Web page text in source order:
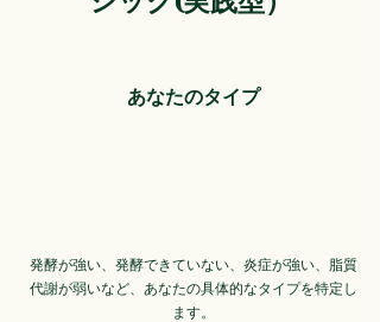
​あなたのタイプ
発酵が強い、発酵できていない、炎症が強い、脂質
代謝が弱いなど、あなたの具体的なタイプを特定し
ます。